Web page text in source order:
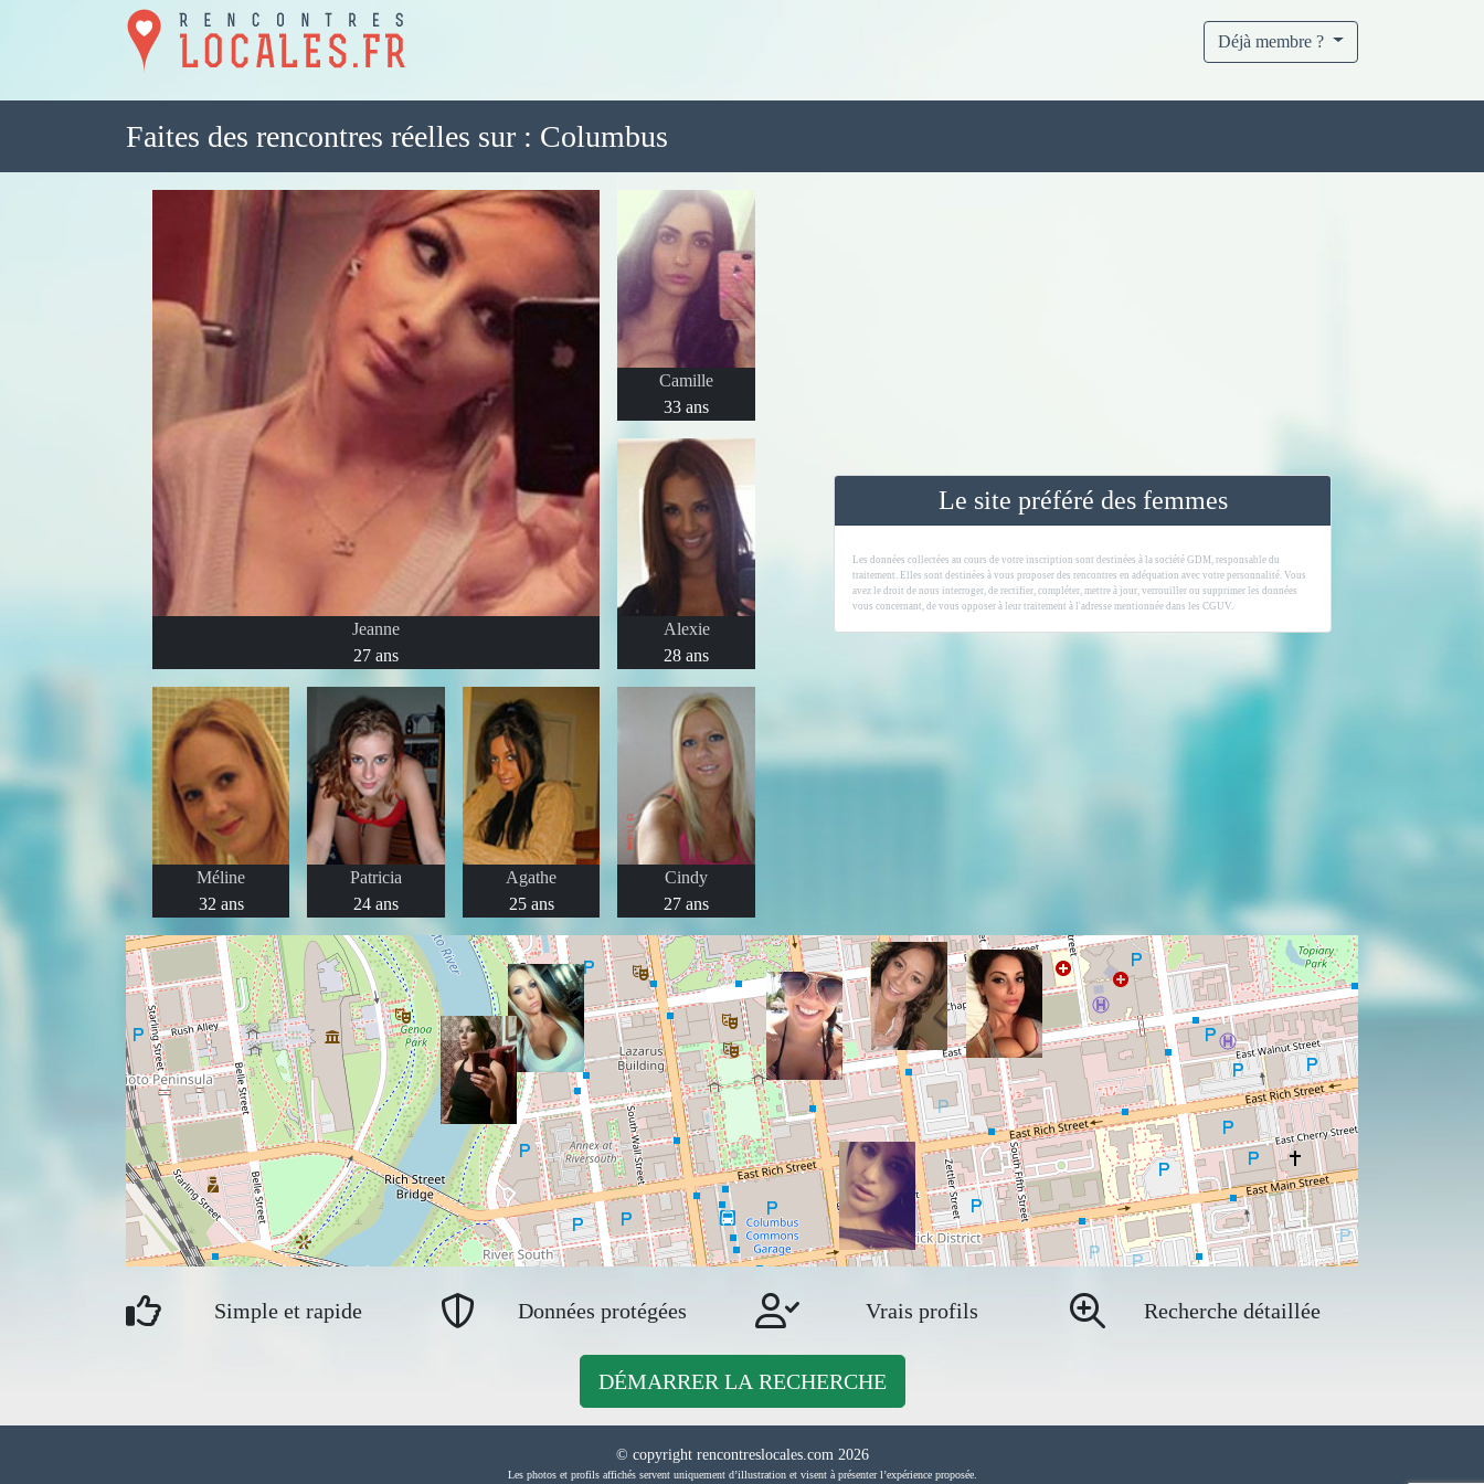
Déjà membre ?
Faites des rencontres réelles sur : Columbus
Jeanne
27 ans
Camille
33 ans
Alexie
28 ans
Méline
32 ans
Patricia
24 ans
Agathe
25 ans
Cindy
27 ans
Le site préféré des femmes
Les données collectées au cours de votre inscription sont destinées à la société GDM, responsable du
traitement. Elles sont destinées à vous proposer des rencontres en adéquation avec votre personnalité. Vous
avez le droit de nous interroger, de rectifier, compléter, mettre à jour, verrouiller ou supprimer les données
vous concernant, de vous opposer à leur traitement à l'adresse mentionnée dans les CGUV.
Simple et rapide Données protégées Vrais profils Recherche détaillée
DÉMARRER LA RECHERCHE
© copyright rencontreslocales.com 2026
Les photos et profils affichés servent uniquement d’illustration et visent à présenter l’expérience proposée.